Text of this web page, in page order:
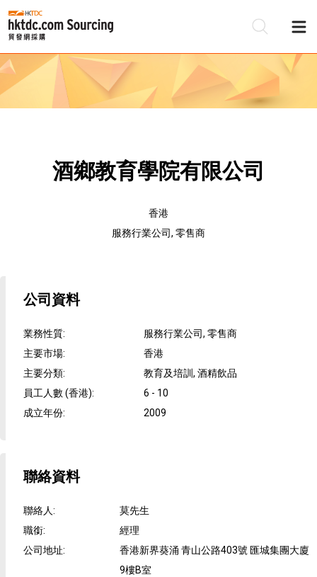
酒鄉教育學院有限公司
香港
服務行業公司, 零售商
公司資料
業務性質:
服務行業公司, 零售商
主要市場:
香港
主要分類:
教育及培訓, 酒精飲品
員工人數 (香港):
6 - 10
成立年份: 2009
聯絡資料
聯絡人:
莫先生
職銜:
經理
公司地址:
香港新界葵涌 青山公路403號 匯城集團大廈
9樓B室